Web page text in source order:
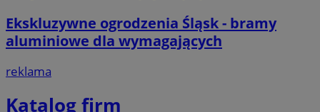
Ekskluzywne ogrodzenia Śląsk - bramy
aluminiowe dla wymagających
reklama
Katalog firm